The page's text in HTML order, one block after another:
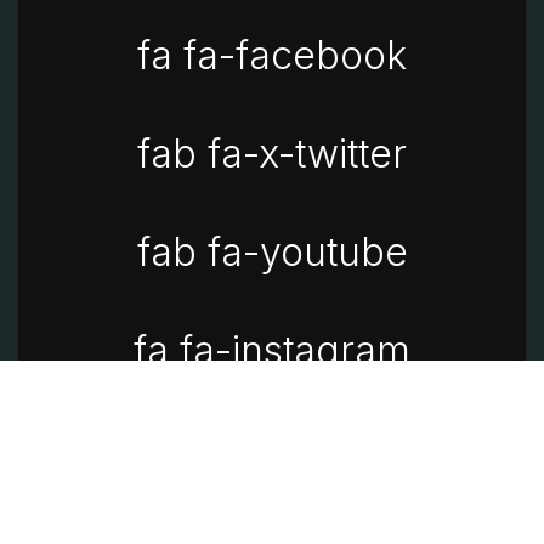
fa fa-facebook
fab fa-x-twitter
fab fa-youtube
fa fa-instagram